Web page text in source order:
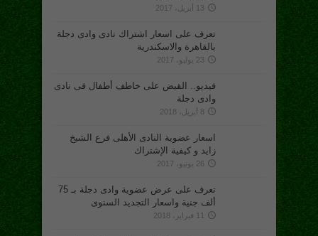
13 أبريل، 2017
تعرف على اسعار اشتراك نادى وادى دجلة
بالقاهرة والاسكندرية
23 يوليو، 2017
فيديو.. القبض على خاطف أطفال فى نادى
وادى دجلة
8 أبريل، 2018
اسعار عضوية النادى الأهلى فرع الشيخ
زايد و كيفية الإشتراك
26 يونيو، 2017
تعرف على عرض عضوية وادى دجلة بـ 75
ألف جنية واسعار التجديد السنوى
11 فبراير، 2018